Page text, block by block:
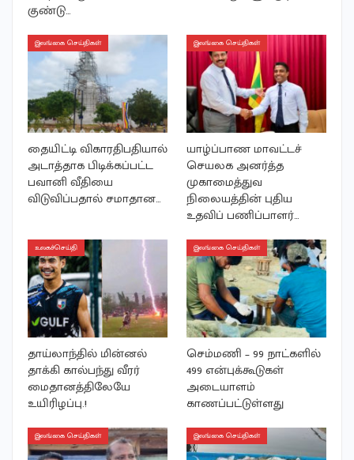
குண்டு…
இலங்கை செய்திகள்
தையிட்டி விகாரதிபதியால்
அடாத்தாக பிடிக்கப்பட்ட
பவானி வீதியை
விடுவிப்பதால் சமாதான…
இலங்கை செய்திகள்
யாழ்ப்பாண மாவட்டச்
செயலக அனர்த்த
முகாமைத்துவ
நிலையத்தின் புதிய
உதவிப் பணிப்பாளர்…
உலகச்செய்தி
தாய்லாந்தில் மின்னல்
தாக்கி கால்பந்து வீரர்
மைதானத்திலேயே
உயிரிழப்பு.!
இலங்கை செய்திகள்
செம்மணி – 99 நாட்களில்
499 என்புக்கூடுகள்
அடையாளம்
காணப்பட்டுள்ளது
இலங்கை செய்திகள் இலங்கை செய்திகள்